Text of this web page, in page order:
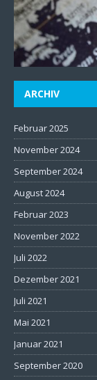
ARCHIV
Februar 2025
November 2024
September 2024
August 2024
Februar 2023
November 2022
Juli 2022
Dezember 2021
Juli 2021
Mai 2021
Januar 2021
September 2020